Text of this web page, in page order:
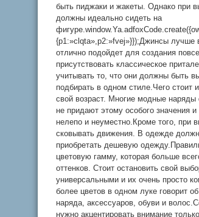
быть пиджаки и жакеты. Однако при
должны идеально сидеть на
{p1:»clqta»,p2:»fvej»}});Джинсы лучше
отлично подойдет для создания
присутствовать классическое
учитывать то, что они должны быть
подбирать в одном стиле.Чего стоит
свой возраст. Многие модные
не придают этому особого значения
нелепо и неуместно.Кроме того, при
сковывать движения. В одежде
приобретать дешевую
цветовую гамму, которая больше
оттенков. Стоит остановить свой
универсальными и их очень просто
более цветов в одном луке говорит
наряда, аксессуаров, обуви и
нужно акцентировать внимание